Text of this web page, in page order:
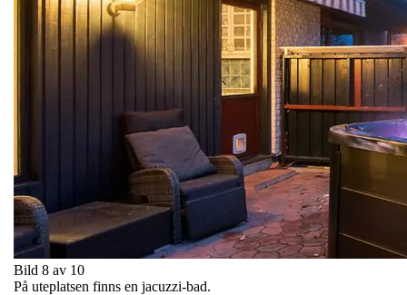
Bild 8 av 10
På uteplatsen finns en jacuzzi-bad.